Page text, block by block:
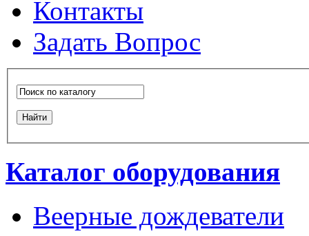
Контакты
Задать Вопрос
Каталог оборудования
Веерные дождеватели